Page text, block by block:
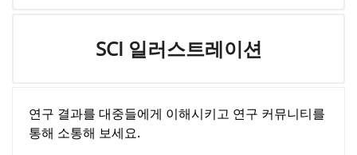
SCI 일러스트레이션
연구 결과를 대중들에게 이해시키고 연구 커뮤니티를
통해 소통해 보세요.